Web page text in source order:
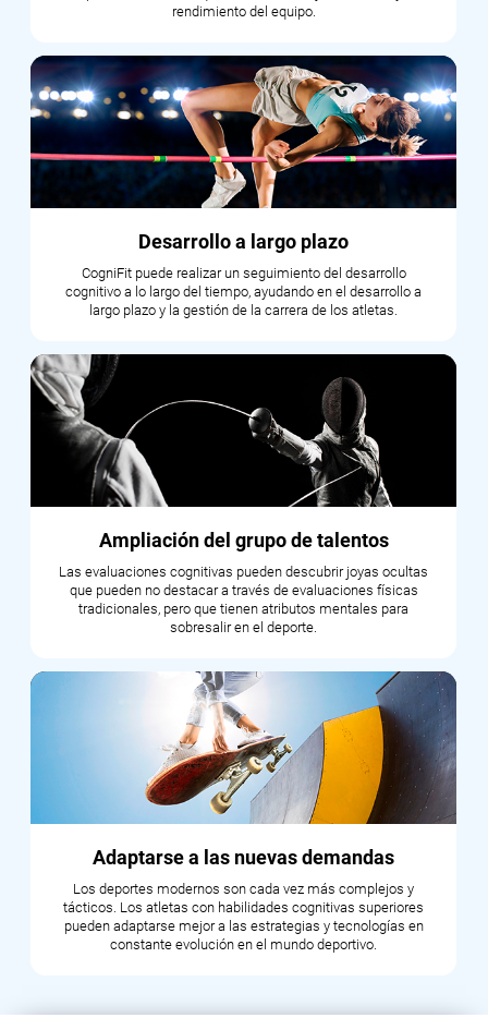
rendimiento del equipo.
Desarrollo a largo plazo
CogniFit puede realizar un seguimiento del desarrollo
cognitivo a lo largo del tiempo, ayudando en el desarrollo a
largo plazo y la gestión de la carrera de los atletas.
Ampliación del grupo de talentos
Las evaluaciones cognitivas pueden descubrir joyas ocultas
que pueden no destacar a través de evaluaciones físicas
tradicionales, pero que tienen atributos mentales para
sobresalir en el deporte.
Adaptarse a las nuevas demandas
Los deportes modernos son cada vez más complejos y
tácticos. Los atletas con habilidades cognitivas superiores
pueden adaptarse mejor a las estrategias y tecnologías en
constante evolución en el mundo deportivo.